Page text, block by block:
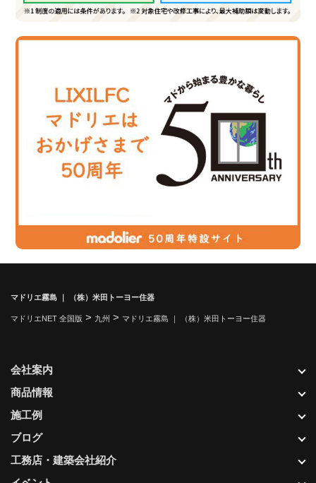
マドリエ霧島 ｜ （株）米田トーヨー住器
マドリエNET 全国版 > 九州 > マドリエ霧島 ｜ （株）米田トーヨー住器
会社案内
商品情報
施工例
ブログ
工務店・建築会社紹介